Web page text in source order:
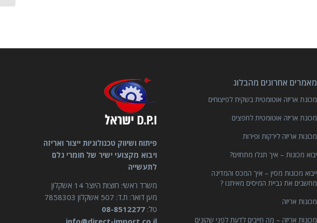
מאמרים אחרונים מהבלוג
מכונת אריזה אוטומטית בשקית לפיצוחים
מכונת אריזה אוטומטית לחפצים
מכונות אריזה לירקות ופירות
יבוא מכונות – איך תגלו מתחזים?
ייבוא מכונות מסין – איך המכס והמדינה
מחשבים את גביית המיסים מאיתנו ?
מכונות אריזה
מכונות אריזה – מה חייבים לדעת לפני שקונים
פיתוח ושיווק טכנולוגיות ייצור ואריזה
ויבוא מקצועי ישיר של חומרי גלם
לתעשייה
משרד ראשי: חוצות היוצר 14 אשקלון
מען דואר: ת.ד: 507 אשקלון 7858303
טל: 08-8512277
info@direct-import.co.il